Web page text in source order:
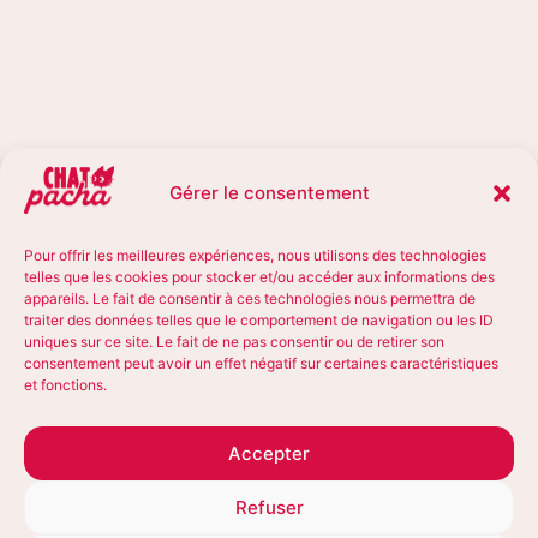
Gérer le consentement
Pour offrir les meilleures expériences, nous utilisons des technologies
telles que les cookies pour stocker et/ou accéder aux informations des
appareils. Le fait de consentir à ces technologies nous permettra de
traiter des données telles que le comportement de navigation ou les ID
uniques sur ce site. Le fait de ne pas consentir ou de retirer son
consentement peut avoir un effet négatif sur certaines caractéristiques
et fonctions.
Accepter
Refuser